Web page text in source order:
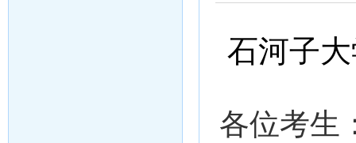
石河子
各位考生